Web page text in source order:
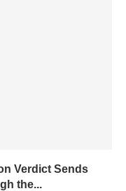
Verdict Sends
the...